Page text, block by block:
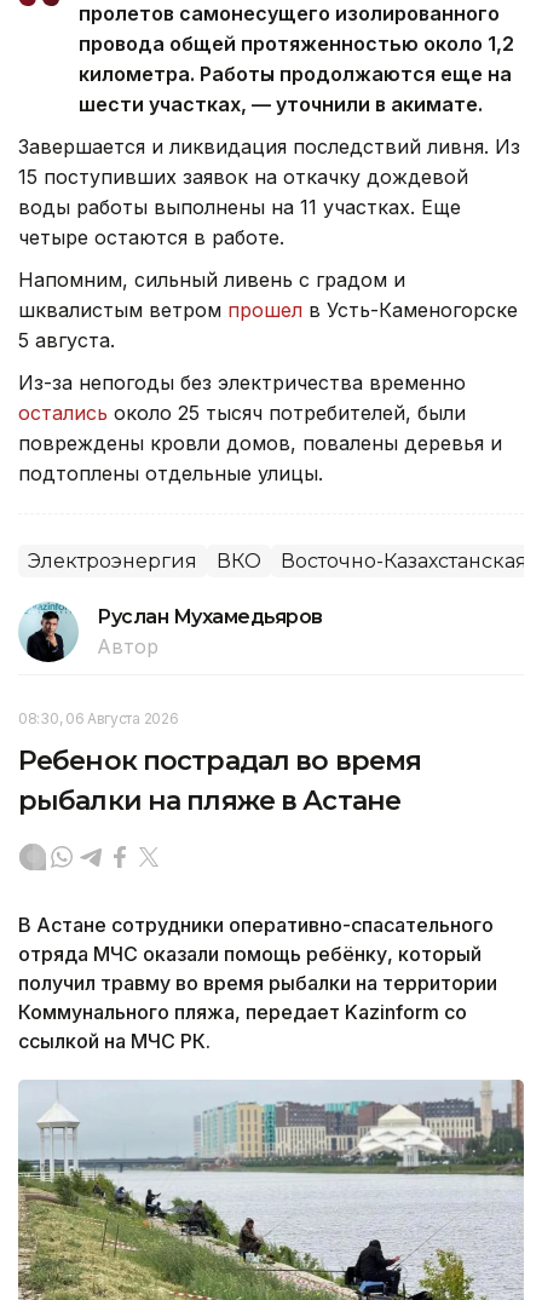
пролетов самонесущего изолированного
провода общей протяженностью около 1,2
километра. Работы продолжаются еще на
шести участках, — уточнили в акимате.
Завершается и ликвидация последствий ливня. Из
15 поступивших заявок на откачку дождевой
воды работы выполнены на 11 участках. Еще
четыре остаются в работе.
Напомним, сильный ливень с градом и
шквалистым ветром прошел в Усть-Каменогорске
5 августа.
Из-за непогоды без электричества временно
остались около 25 тысяч потребителей, были
повреждены кровли домов, повалены деревья и
подтоплены отдельные улицы.
Электроэнергия ВКО Восточно-Казахстанская
Руслан Мухамедьяров
Автор
08:30, 06 Августа 2026
Ребенок пострадал во время
рыбалки на пляже в Астане
В Астане сотрудники оперативно-спасательного
отряда МЧС оказали помощь ребёнку, который
получил травму во время рыбалки на территории
Коммунального пляжа, передает Kazinform со
ссылкой на МЧС РК.